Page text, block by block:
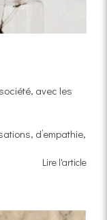
avec les
d’empathie,
Lire l'article